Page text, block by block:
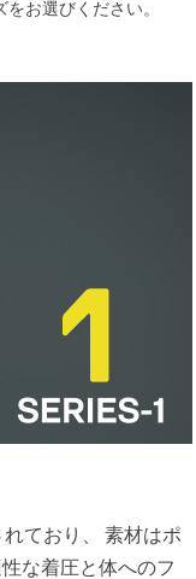
お選びください。
ており、 素材はポ
な着圧と体へのフ